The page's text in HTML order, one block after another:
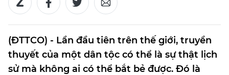
(ĐTTCO) - Lần đầu tiên trên thế giới, truyền
thuyết của một dân tộc có thể là sự thật lịch
sử mà không ai có thể bắt bẻ được. Đó là